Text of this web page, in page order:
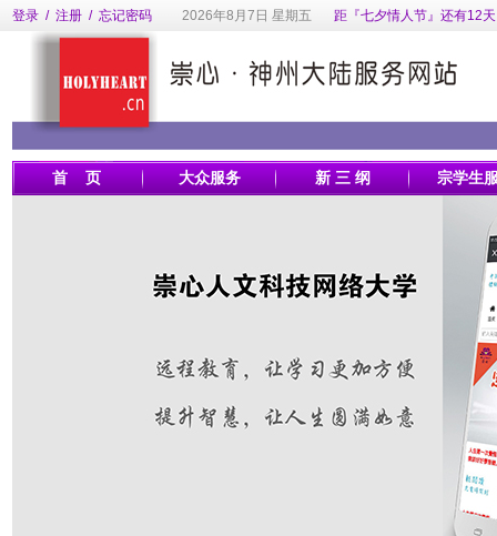
登录/ 注册/ 忘记密码 2026年8月7日 星期五 距『七夕情人节』还有12天
首 页 大众服务 新 三 纲 宗学生